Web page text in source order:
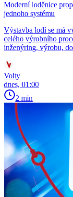
Moderní loděnice
jednoho systému
Výstavba lodí se má
celého výrobního
inženýring, výrobu,
Volty
dnes, 01:00
2 min